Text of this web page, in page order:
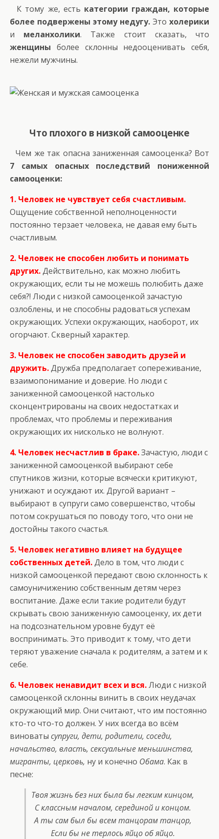
К тому же, есть категории граждан, которые
более подвержены этому недугу. Это холерики
и меланхолики. Также стоит сказать, что
женщины более склонны недооценивать себя,
нежели мужчины.
Что плохого в низкой самооценке
Чем же так опасна заниженная самооценка? Вот
7 самых опасных последствий пониженной
самооценки:
1. Человек не чувствует себя счастливым.
Ощущение собственной неполноценности
постоянно терзает человека, не давая ему быть
счастливым.
2. Человек не способен любить и понимать
других.Действительно, как можно любить
окружающих, если ты не можешь полюбить даже
себя?! Люди с низкой самооценкой зачастую
озлоблены, и не способны радоваться успехам
окружающих. Успехи окружающих, наоборот, их
огорчают. Скверный характер.
3. Человек не способен заводить друзей и
дружить.Дружба предполагает сопереживание,
взаимопонимание и доверие. Но люди с
заниженной самооценкой настолько
сконцентрированы на своих недостатках и
проблемах, что проблемы и переживания
окружающих их нисколько не волнуют.
4. Человек несчастлив в браке.Зачастую, люди с
заниженной самооценкой выбирают себе
спутников жизни, которые всячески критикуют,
унижают и осуждают их. Другой вариант –
выбирают в супруги само совершенство, чтобы
потом сокрушаться по поводу того, что они не
достойны такого счастья.
5. Человек негативно влияет на будущее
собственных детей.Дело в том, что люди с
низкой самооценкой передают свою склонность к
самоуничижению собственным детям через
воспитание. Даже если такие родители будут
скрывать свою заниженную самооценку, их дети
на подсознательном уровне будут её
воспринимать. Это приводит к тому, что дети
теряют уважение сначала к родителям, а затем и к
себе.
6. Человек ненавидит всех и вся.Люди с низкой
самооценкой склонны винить в своих неудачах
окружающий мир. Они считают, что им постоянно
кто-то что-то должен. У них всегда во всём
виноваты супруги, дети, родители, соседи,
начальство, власть, сексуальные меньшинства,
мигранты, церковь, ну и конечно Обама. Как в
песне:
Твоя жизнь без них была бы легким кинцом,
С классным началом, серединой и концом.
А ты сам был бы всем танцорам танцор,
Если бы не терлось яйцо об яйцо.